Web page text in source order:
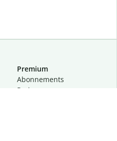
Premium
Abon­ne­ments
Preise